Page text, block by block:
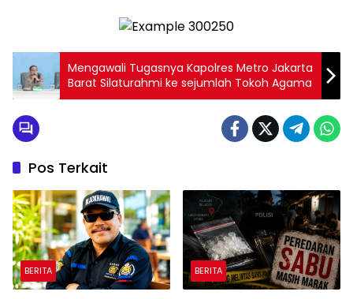
Mengawali Tugasnya Kapolres Metro Jakarta
Barat Silaturahmi ke sejumlah Tokoh Agama
Pos Terkait
BERITA BERITA